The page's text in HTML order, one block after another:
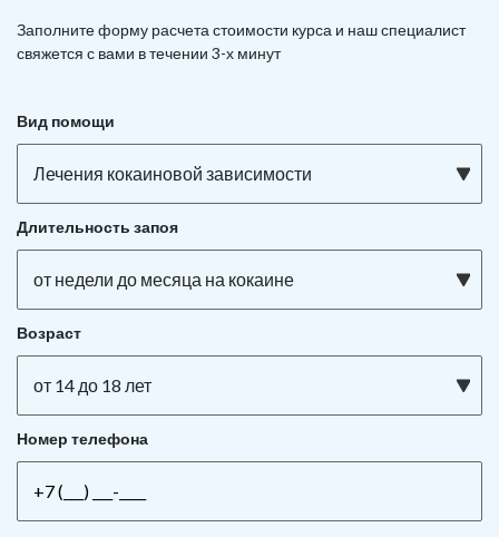
Заполните форму расчета стоимости курса и наш специалист
свяжется с вами в течении 3-х минут
Вид помощи
Лечения кокаиновой зависимости
Длительность запоя
от недели до месяца на кокаине
Возраст
от 14 до 18 лет
Номер телефона